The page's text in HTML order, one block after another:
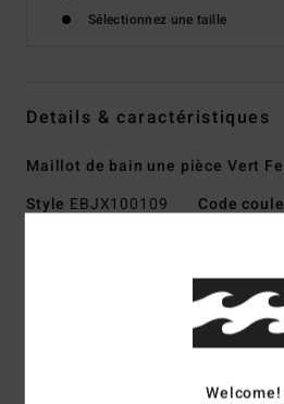
Sélectionnez une taille
Details & caractéristiques
Maillot de bain une pièce Vert
Style EBJX100109 Code
collection In The
matière Tanlines
Maillot une pièce
Welcome!